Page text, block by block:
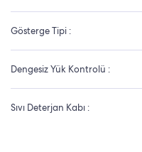
Gösterge Tipi :
Dengesiz Yük Kontrolü :
Sıvı Deterjan Kabı :